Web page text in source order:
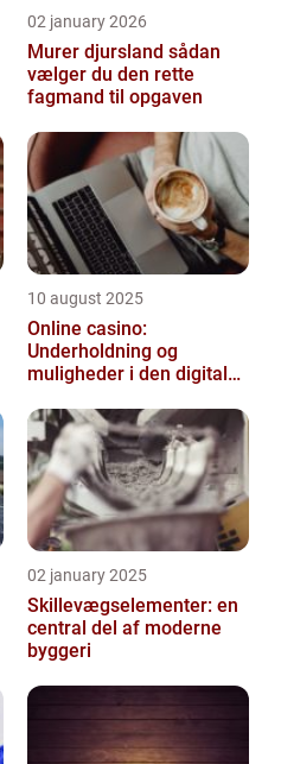
02 january 2026
Murer djursland sådan
vælger du den rette
fagmand til opgaven
10 august 2025
Online casino:
Underholdning og
muligheder i den digitale
02 january 2025
Skillevægselementer: en
central del af moderne
byggeri